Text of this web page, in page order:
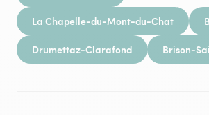
La Chapelle-du-Mont-du-Chat
Drumettaz-Clarafond Brison-